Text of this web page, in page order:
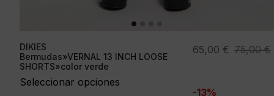
DIKIES
Bermudas»VERNAL 13 INCH LOOSE
SHORTS»color verde
Seleccionar opciones
75,00€
El
era:
65,00 €
El
es:
-13%